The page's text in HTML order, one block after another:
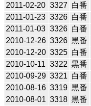
2011-02-20 3327 白番
2011-01-23 3326 白番
2011-01-03 3326 白番
2010-12-26 3326 黒番
2010-12-20 3325 白番
2010-10-11 3322 黒番
2010-09-29 3321 白番
2010-08-16 3319 黒番
2010-08-01 3318 黒番